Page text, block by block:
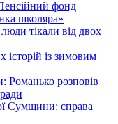
фонд
школяра»
тікали від двох
із зимовим
Романько розповів
Сумщини: справа